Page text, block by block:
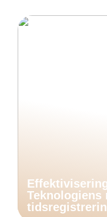
Teknologiens